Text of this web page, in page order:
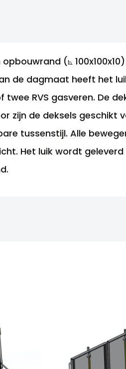
(⦝
de dagmaat heeft het
twee RVS gasveren. De
zijn de deksels geschikt
tussenstijl. Alle
Het luik wordt